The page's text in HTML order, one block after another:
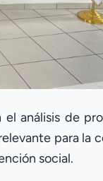
análisis de
para la
social.